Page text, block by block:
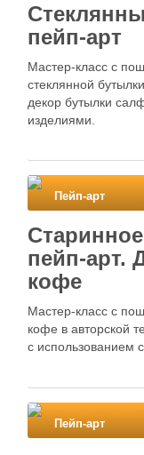
пейп-арт
Мастер-класс с
стеклянной
декор бутылки
изделиями.
Пейп-арт
пейп-арт.
кофе
Мастер-класс с
кофе в авторской
с использованием
Пейп-арт